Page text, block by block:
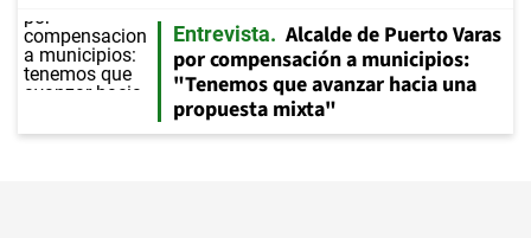
Entrevista
Alcalde de Puerto Varas
por compensación a municipios:
"Tenemos que avanzar hacia una
propuesta mixta"